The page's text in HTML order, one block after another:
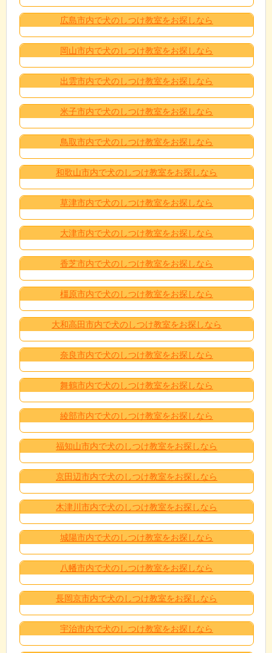
広島市内で犬のしつけ教室をお探しなら
岡山市内で犬のしつけ教室をお探しなら
出雲市内で犬のしつけ教室をお探しなら
米子市内で犬のしつけ教室をお探しなら
鳥取市内で犬のしつけ教室をお探しなら
和歌山市内で犬のしつけ教室をお探しなら
草津市内で犬のしつけ教室をお探しなら
大津市内で犬のしつけ教室をお探しなら
香芝市内で犬のしつけ教室をお探しなら
橿原市内で犬のしつけ教室をお探しなら
大和高田市内で犬のしつけ教室をお探しなら
奈良市内で犬のしつけ教室をお探しなら
舞鶴市内で犬のしつけ教室をお探しなら
綾部市内で犬のしつけ教室をお探しなら
福知山市内で犬のしつけ教室をお探しなら
京田辺市内で犬のしつけ教室をお探しなら
木津川市内で犬のしつけ教室をお探しなら
城陽市内で犬のしつけ教室をお探しなら
八幡市内で犬のしつけ教室をお探しなら
長岡京市内で犬のしつけ教室をお探しなら
宇治市内で犬のしつけ教室をお探しなら